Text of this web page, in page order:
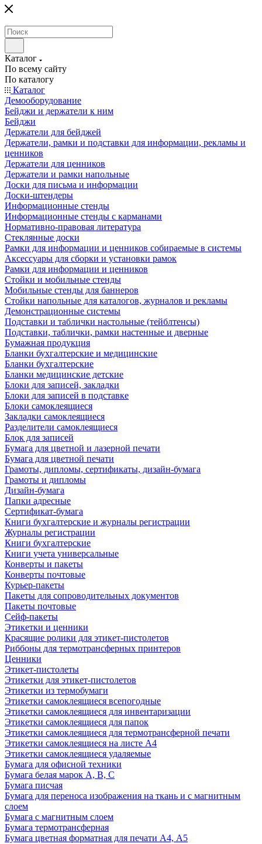
Каталог
По всему сайту
По каталогу
Каталог
Демооборудование
Бейджи и держатели к ним
Бейджи
Держатели для бейджей
Держатели, рамки и подставки для информации, рекламы и
ценников
Держатели для ценников
Держатели и рамки напольные
Доски для письма и информации
Доски-штендеры
Информационные стенды
Информационные стенды с карманами
Нормативно-правовая литература
Стеклянные доски
Рамки для информации и ценников собираемые в системы
Аксессуары для сборки и установки рамок
Рамки для информации и ценников
Стойки и мобильные стенды
Мобильные стенды для баннеров
Стойки напольные для каталогов, журналов и рекламы
Демонстрационные системы
Подставки и таблички настольные (тейблтенсы)
Подставки, таблички, рамки настенные и дверные
Бумажная продукция
Бланки бухгалтерские и медицинские
Бланки бухгалтерские
Бланки медицинские детские
Блоки для записей, закладки
Блоки для записей в подставке
Блоки самоклеящиеся
Закладки самоклеящиеся
Разделители самоклеящиеся
Блок для записей
Бумага для цветной и лазерной печати
Бумага для цветной печати
Грамоты, дипломы, сертификаты, дизайн-бумага
Грамоты и дипломы
Дизайн-бумага
Папки адресные
Сертификат-бумага
Книги бухгалтерские и журналы регистрации
Журналы регистрации
Книги бухгалтерские
Книги учета универсальные
Конверты и пакеты
Конверты почтовые
Курьер-пакеты
Пакеты для сопроводительных документов
Пакеты почтовые
Сейф-пакеты
Этикетки и ценники
Красящие ролики для этикет-пистолетов
Риббоны для термотрансферных принтеров
Ценники
Этикет-пистолеты
Этикетки для этикет-пистолетов
Этикетки из термобумаги
Этикетки самоклеящиеся всепогодные
Этикетки самоклеящиеся для инвентаризации
Этикетки самоклеящиеся для папок
Этикетки самоклеящиеся для термотрансферной печати
Этикетки самоклеящиеся на листе А4
Этикетки самоклеящиеся удаляемые
Бумага для офисной техники
Бумага белая марок А, В, С
Бумага писчая
Бумага для переноса изображения на ткань и с магнитным
слоем
Бумага с магнитным слоем
Бумага термотрансферная
Бумага цветная форматная для печати А4, А5